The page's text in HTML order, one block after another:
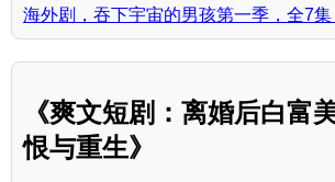
海外剧，吞下宇宙的男孩第一季，全7集
《爽文短剧：离婚后白富
恨与重生》